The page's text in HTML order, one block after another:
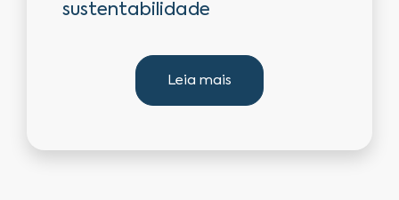
sustentabilidade
Leia mais